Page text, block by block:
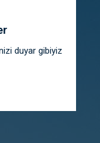
duyar gibiyiz